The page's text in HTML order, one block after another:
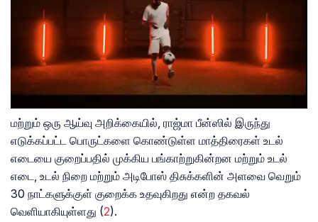
மற்றும் ஒரு ஆய்வு அறிக்கையில், ராஜ்மா பீன்ஸில் இருந்து
எடுக்கப்பட்ட பொருட்களை கொண்டுள்ள மாத்திரைகள் உடல்
எடையை குறைப்பதில் முக்கிய பங்காற்றுகின்றன மற்றும் உடல்
எடை, உடல் நிறை மற்றும் அடிபோஸ் திசுக்களின் அளவை வெறும்
30 நாட்களுக்குள் குறைக்க உதவுகிறது என்ற தகவல்
வெளியாகியுள்ளது (2).